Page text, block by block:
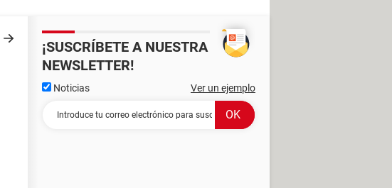
¡SUSCRÍBETE A NUESTRA
NEWSLETTER!
Noticias Ver un ejemplo